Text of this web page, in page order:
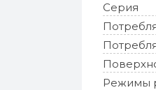
Серия
Режимы